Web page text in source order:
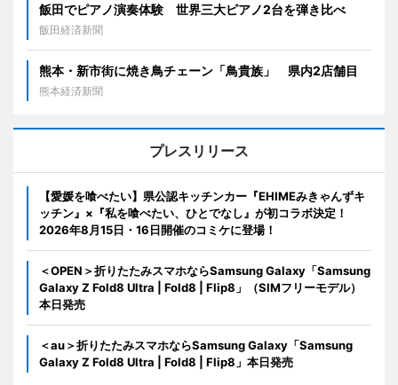
飯田でピアノ演奏体験 世界三大ピアノ2台を弾き比べ
飯田経済新聞
熊本・新市街に焼き鳥チェーン「鳥貴族」 県内2店舗目
熊本経済新聞
プレスリリース
【愛媛を喰べたい】県公認キッチンカー『EHIMEみきゃんずキ
ッチン』×『私を喰べたい、ひとでなし』が初コラボ決定！
2026年8月15日・16日開催のコミケに登場！
＜OPEN＞折りたたみスマホならSamsung Galaxy「Samsung
Galaxy Z Fold8 Ultra | Fold8 | Flip8」（SIMフリーモデル）
本日発売
＜au＞折りたたみスマホならSamsung Galaxy「Samsung
Galaxy Z Fold8 Ultra | Fold8 | Flip8」本日発売